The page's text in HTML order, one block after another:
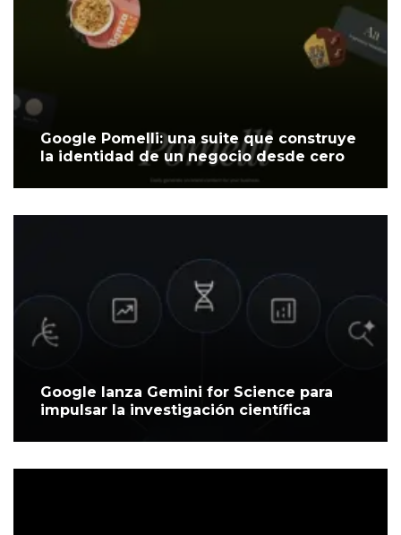
Google Pomelli: una suite que construye
la identidad de un negocio desde cero
Google lanza Gemini for Science para
impulsar la investigación científica